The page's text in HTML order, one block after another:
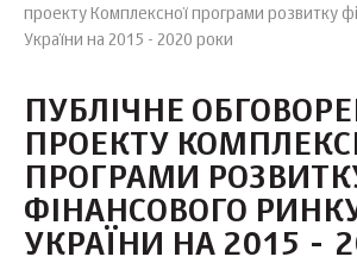
проекту Комплексної програми розвитку
України на 2015 - 2020 роки
ПУБЛІЧНЕ
ПРОЕКТУ
ПРОГРАМИ
ФІНАНСОВОГО
УКРАЇНИ НА 2015 -